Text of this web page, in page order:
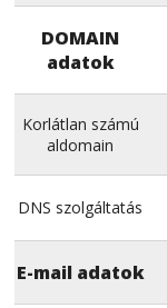
DOMAIN
adatok
Korlátlan számú
aldomain
DNS szolgáltatás
E-mail adatok